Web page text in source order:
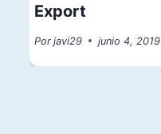
Export
Por javi29 junio 4, 2019